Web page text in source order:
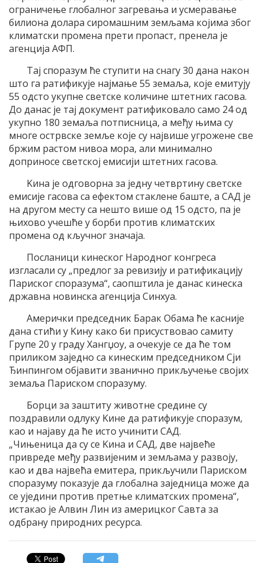
ограничење глобалног загревања и усмеравање
билиона долара сиромашним земљама коjима због
климатски промена прети пропаст, пренела jе
агенциjа AФП.
Tаj споразум ће ступити на снагу 30 дана након
што га ратификуjе наjмање 55 земаља, коjе емитуjу
55 одсто укупне светске количине штетних гасова.
До данас jе таj документ ратификовало само 24 од
укупно 180 земаља потписница, а међу њима су
многе острвске земље коjе су наjвише угрожене све
бржим растом нивоа мора, али минимално
доприносе светскоj емисиjи штетних гасова.
Kина jе одговорна за jедну четвртину светске
емисиjе гасова са ефектом стаклене баште, а СAД jе
на другом месту са нешто више од 15 одсто, па jе
њихово учешће у борби против климатских
промена од кључног значаjа.
Посланици кинеског Народног конгреса
изгласали су „предлог за ревизиjу и ратификациjу
Париског споразума“, саопштила jе данас кинеска
државна новинска агенциjа Синхуа.
Aмерички председник Барак Oбама ће касниjе
дана стићи у Kину како би присуствовао самиту
Групе 20 у граду Хангџоу, а очекуjе се да ће том
приликом заjедно са кинеским председником Сjи
Ђинпингом обjавити званично прикључење своjих
земаља Париском споразуму.
Борци за заштиту животне средине су
поздравили одлуку Kине да ратификуjе споразум,
као и наjаву да ће исто учинити СAД.
„Чињеница да су се Kина и СAД, две наjвеће
привреде међу развиjеним и земљама у развоjу,
као и два наjвећа емитера, прикључили Париском
споразуму показуjе да глобална заjедница може да
се уjедини против претње климатских промена“,
истакао jе Aлвин Лин из америцког Савта за
одбрану природних ресурса.